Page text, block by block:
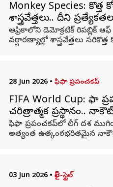
Monkey Species: కొత్త
శాస్త్రవేత్తలు.. దీని
ఆఫ్రికాలోని డెమోక్రటిక్ రిపబ్లిక్
వర్షారణ్యాల్లో శాస్త్రవేత్తలు
28 Jun 2026 • ఫిఫా ప్రపంచకప్
FIFA World Cup: ఫిఫా
చరిత్రాత్మక ప్రస్థానం..
ఫిఫా ప్రపంచకప్‌లో లీగ్ దశ
అత్యంత ఉత్కంఠభరితమైన
03 Jun 2026 • లైఫ్-స్టైల్